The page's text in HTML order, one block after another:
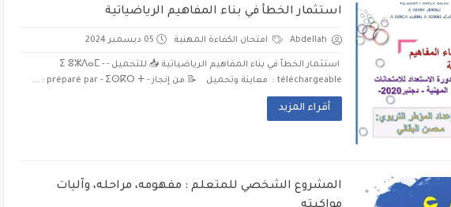
استثمار الخطأ في بناء المفاهيم الرياضياتية
Abdellah امتحان الكفاءة المهنية 05 ديسمبر 2024
استثمار الخطأ في بناء المفاهيم الرياضياتية 📥 للتحميل - ⵉ ⵓⵣⴷⴰⵎ -
téléchargeable : معاينة وتحميل 📝 من إنجاز - préparé par - ⵉⵙⴽⵔ ⵜ : ...
أقراء المزيد
المشروع الشخصي للمتعلم : مفهومه، مراحله، وآليات